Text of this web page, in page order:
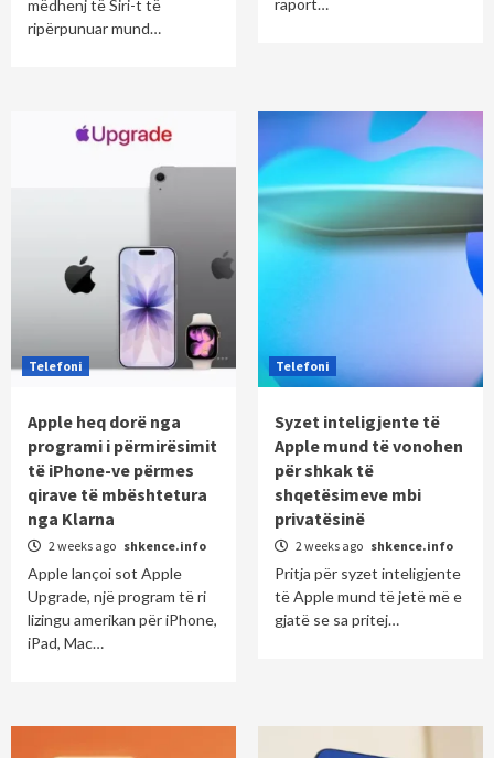
mëdhenj të Siri-t të
ripërpunuar mund…
Telefoni
Apple heq dorë nga
programi i përmirësimit
të iPhone-ve përmes
qirave të mbështetura
nga Klarna
2 weeks ago shkence.info
Apple lançoi sot Apple
Upgrade, një program të ri
lizingu amerikan për iPhone,
iPad, Mac…
Telefoni
Syzet inteligjente të
Apple mund të vonohen
për shkak të
shqetësimeve mbi
privatësinë
2 weeks ago shkence.info
Pritja për syzet inteligjente
të Apple mund të jetë më e
gjatë se sa pritej…